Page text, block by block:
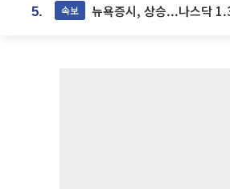
5. 속보 뉴욕증시, 상승...나스닥